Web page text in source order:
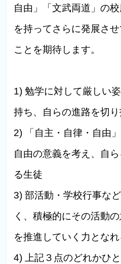
自由」「文武両道」の
を持ってさらに発展さ
ことを期待します。
1) 勉学に対して厳しい
持ち、自らの進路を切
2) 「自主・自律・自由
自由の意義を考え、自
る生徒
3) 部活動・学校行事な
く、積極的にその活動
を推進していく力とな
4) 上記３点のどれかひ